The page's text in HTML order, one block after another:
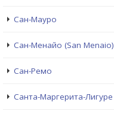
Сан-Мауро
Сан-Менайо (San Menaio)
Сан-Ремо
Санта-Маргерита-Лигуре